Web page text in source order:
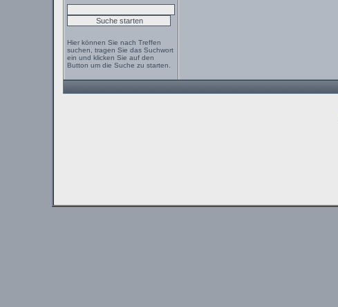
Hier können Sie nach Treffen
suchen, tragen Sie das Suchwort
ein und klicken Sie auf den
Button um die Suche zu starten.